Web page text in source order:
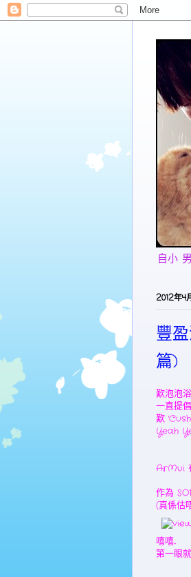
自小
2012年4
豐
篇)
歎泡泡
一直提
歎
Yeah
ArMui
作為
(真係估
嘻嘻...
第一眼